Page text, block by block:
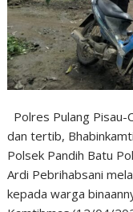
Polres Pulang Pisau-
dan tertib,
Polsek Pandih Batu
Ardi Pebrihabsani
kepada warga